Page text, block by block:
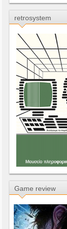
retrosystem
Game review